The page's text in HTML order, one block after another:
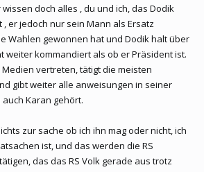
doch alles , du und ich, das Dodik
er jedoch nur sein Mann als Ersatz
Wahlen gewonnen hat und Dodik halt über
weiter kommandiert als ob er Präsident ist.
vertreten, tätigt die meisten
gibt weiter alle anweisungen in seiner
Karan gehört.
zur sache ob ich ihn mag oder nicht, ich
ist, und das werden die RS
das das RS Volk gerade aus trotz